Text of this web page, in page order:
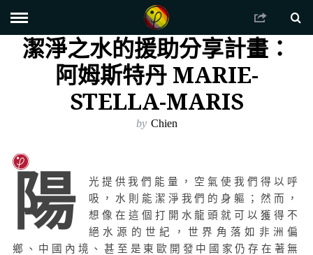
潔淨之水的援助分享計畫：
阿姆斯特丹 MARIE-
STELLA-MARIS
by Chien
陽
光提供我們能量，空氣使我們得以呼
吸，水則能潔淨我們的身軀；然而，
想像在這個打開水龍頭就可以獲得不
絕水源的世紀，世界角落如非洲偏
鄉、中國內境、甚至是東歐開發中國家仍存在著無